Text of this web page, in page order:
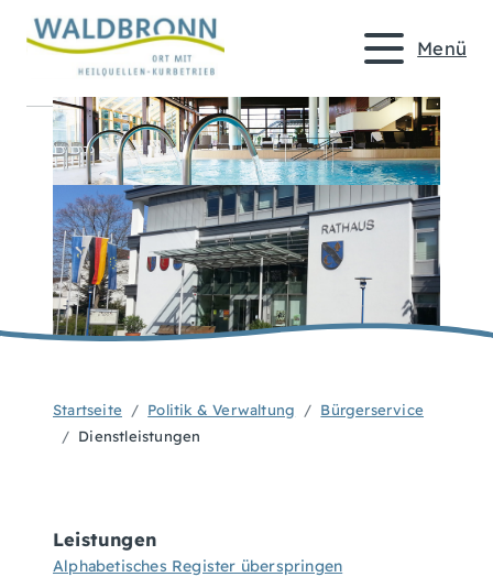
Menü
Startseite Politik & Verwaltung
Bürgerservice
Dienstleistungen
Leistungen
Alphabetisches Register überspringen